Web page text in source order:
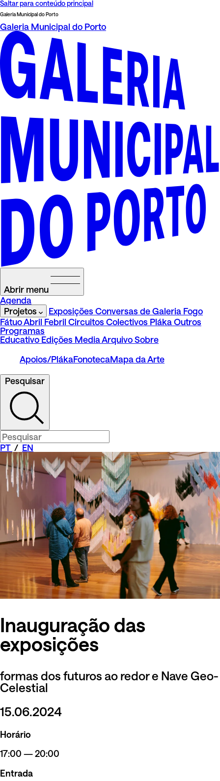
Saltar para conteúdo principal
Galeria Municipal do Porto
Galeria Municipal do Porto
Abrir menu
Agenda
Projetos
Exposições Conversas de Galeria Fogo
FátuoAbril Febril Circuitos Colectivos PlákaOutros
Programas
Educativo Edições MediaArquivoSobre
Apoios/PlákaFonotecaMapa da Arte
Pesquisar
PT / EN
Inauguração das
exposições
formas dos futuros ao redor e Nave Geo-
Celestial
15.06.2024
Horário
17:00 — 20:00
Entrada